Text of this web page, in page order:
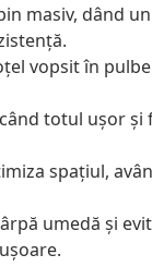
masiv, dând
vopsit în
totul ușor
spațiul,
umedă și